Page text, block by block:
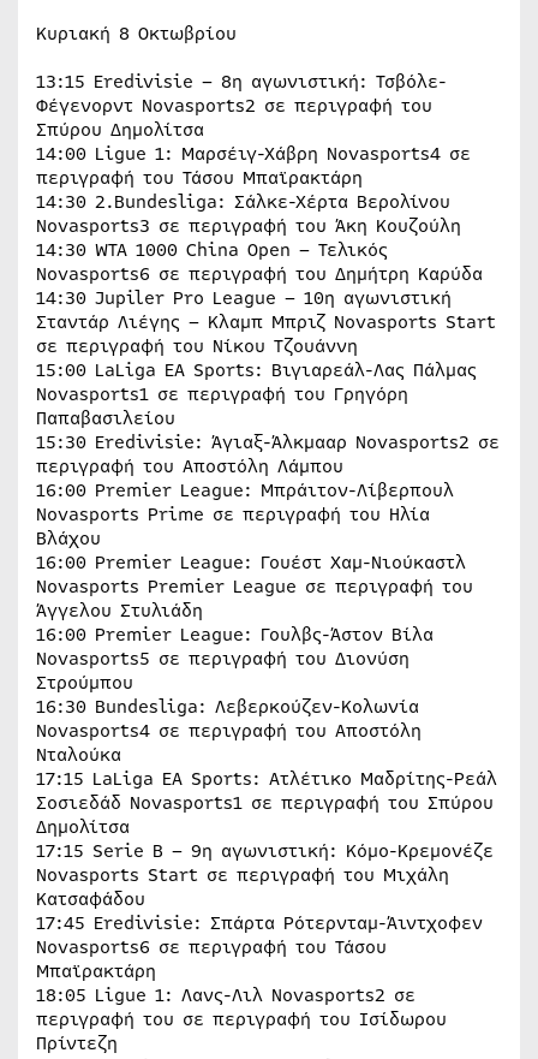
Κυριακή 8 Οκτωβρίου
13:15 Eredivisie – 8η αγωνιστική: Τσβόλε-
Φέγενορντ Novasports2 σε περιγραφή του
Σπύρου Δημολίτσα
14:00 Ligue 1: Μαρσέιγ-Χάβρη Novasports4 σε
περιγραφή του Τάσου Μπαϊρακτάρη
14:30 2.Bundesliga: Σάλκε-Χέρτα Βερολίνου
Novasports3 σε περιγραφή του Άκη Κουζούλη
14:30 WTA 1000 China Open – Τελικός
Novasports6 σε περιγραφή του Δημήτρη Καρύδα
14:30 Jupiler Pro League – 10η αγωνιστική
Σταντάρ Λιέγης – Κλαμπ Μπριζ Novasports Start
σε περιγραφή του Νίκου Τζουάννη
15:00 LaLiga ΕΑ Sports: Βιγιαρεάλ-Λας Πάλμας
Novasports1 σε περιγραφή του Γρηγόρη
Παπαβασιλείου
15:30 Eredivisie: Άγιαξ-Άλκμααρ Novasports2 σε
περιγραφή του Αποστόλη Λάμπου
16:00 Premier League: Μπράιτον-Λίβερπουλ
Novasports Prime σε περιγραφή του Ηλία
Βλάχου
16:00 Premier League: Γουέστ Χαμ-Νιούκαστλ
Novasports Premier League σε περιγραφή του
Άγγελου Στυλιάδη
16:00 Premier League: Γουλβς-Άστον Βίλα
Novasports5 σε περιγραφή του Διονύση
Στρούμπου
16:30 Bundesliga: Λεβερκούζεν-Κολωνία
Novasports4 σε περιγραφή του Αποστόλη
Νταλούκα
17:15 LaLiga EA Sports: Ατλέτικο Μαδρίτης-Ρεάλ
Σοσιεδάδ Novasports1 σε περιγραφή του Σπύρου
Δημολίτσα
17:15 Serie B – 9η αγωνιστική: Κόμο-Κρεμονέζε
Novasports Start σε περιγραφή του Μιχάλη
Κατσαφάδου
17:45 Eredivisie: Σπάρτα Ρότερνταμ-Άιντχοφεν
Novasports6 σε περιγραφή του Τάσου
Μπαϊρακτάρη
18:05 Ligue 1: Λανς-Λιλ Novasports2 σε
περιγραφή του σε περιγραφή του Ισίδωρου
Πρίντεζη